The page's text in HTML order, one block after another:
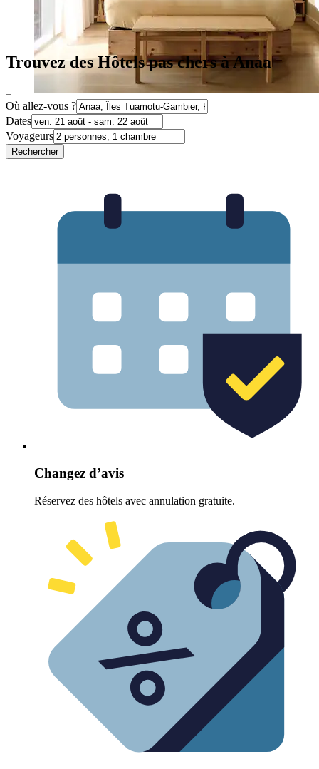
Trouvez des Hôtels pas chers à Anaa
Où allez-vous ?
Dates
Voyageurs
Rechercher
Changez d’avis
Réservez des hôtels avec annulation gratuite.